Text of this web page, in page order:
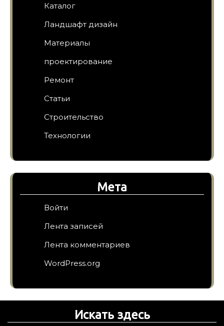
Каталог
Ландшафт дизайн
Материалы
проектирование
Ремонт
Статьи
Строительство
Технологии
Мета
Войти
Лента записей
Лента комментариев
WordPress.org
Искать здесь